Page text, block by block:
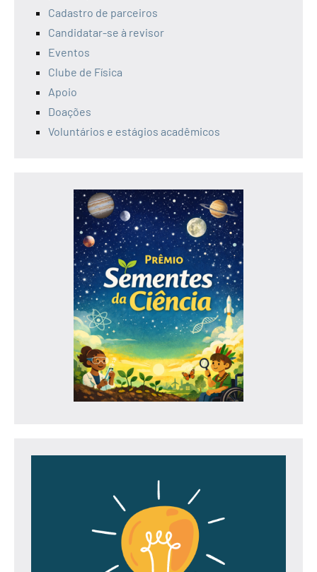
Cadastro de parceiros
Candidatar-se à revisor
Eventos
Clube de Física
Apoio
Doações
Voluntários e estágios acadêmicos